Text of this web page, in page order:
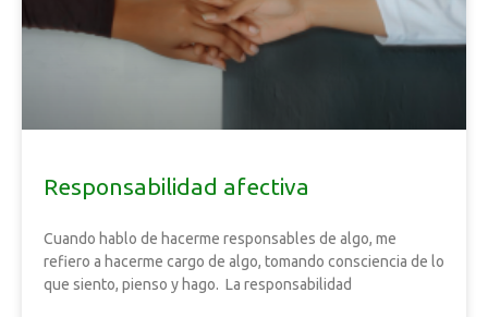
Responsabilidad afectiva
Cuando hablo de hacerme responsables de algo, me
refiero a hacerme cargo de algo, tomando consciencia de lo
que siento, pienso y hago. La responsabilidad